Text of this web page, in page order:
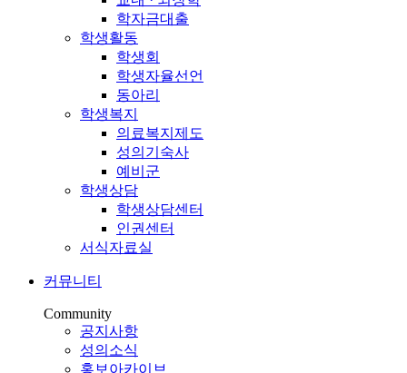
학자금대출
학생활동
학생회
학생자율선언
동아리
학생복지
의료복지제도
성의기숙사
예비군
학생상담
학생상담센터
인권센터
서식자료실
커뮤니티
Community
공지사항
성의소식
홍보아카이브